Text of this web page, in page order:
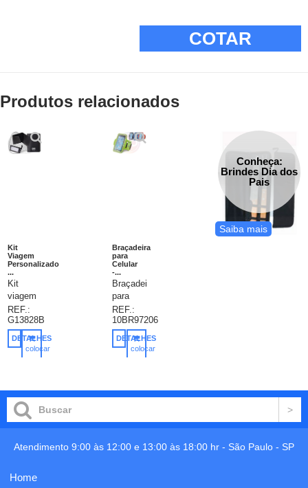
COTAR
Produtos relacionados
Kit
Viagem
Personalizado
...
Kit
viagem
personalizado,
kit
viagem
2 peças
bidins
sintético.
Possui
porta
Porta
divisórias
REF.:
G13828B
DETALHES
colocar
Braçadeira
para
Celular
-...
Braçadeira
para
celular.
Soft
shell de
alta
densidade.
refletivos
ajustável.
smartphone
REF.:
10BR97206
DETALHES
colocar
Conheça:
Brindes Dia dos
Pais
Saiba mais
Atendimento 9:00 às 12:00 e 13:00 às 18:00 hr - São Paulo - SP
Home